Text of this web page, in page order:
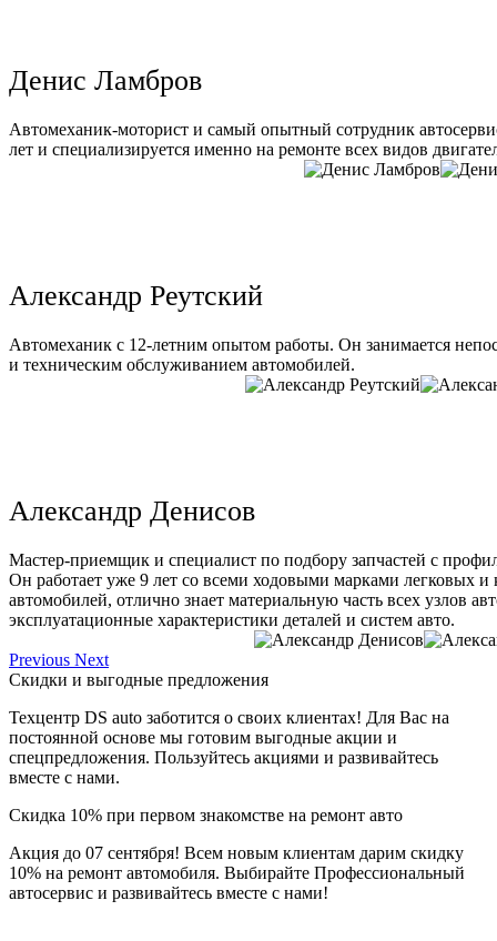
Денис Ламбров
Автомеханик-моторист и самый опытный сотрудник
лет и специализируется именно на ремонте всех видов
Александр Реутский
Автомеханик с 12-летним опытом работы. Он занимается
и техническим обслуживанием автомобилей.
Александр Денисов
Мастер-приемщик и специалист по подбору запчастей с
Он работает уже 9 лет со всеми ходовыми марками легковых и
автомобилей, отлично знает материальную часть всех узлов
эксплуатационные характеристики деталей и систем авто.
Previous Next
Скидки и выгодные предложения
Техцентр DS auto заботится о своих клиентах! Для Вас на
постоянной основе мы готовим выгодные акции и
спецпредложения. Пользуйтесь акциями и развивайтесь
вместе с нами.
Скидка 10% при первом знакомстве на ремонт авто
Акция до 07 сентября! Всем новым клиентам дарим скидку
10% на ремонт автомобиля. Выбирайте Профессиональный
автосервис и развивайтесь вместе с нами!